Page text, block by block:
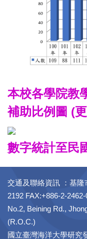
本校各學院教
補助比例圖 (
數字統計至民
交通及聯絡資訊 ：基隆
2192 FAX:+886-2-
No.2, Beining Rd.,
(R.O.C.)
國立臺灣海洋大學研究